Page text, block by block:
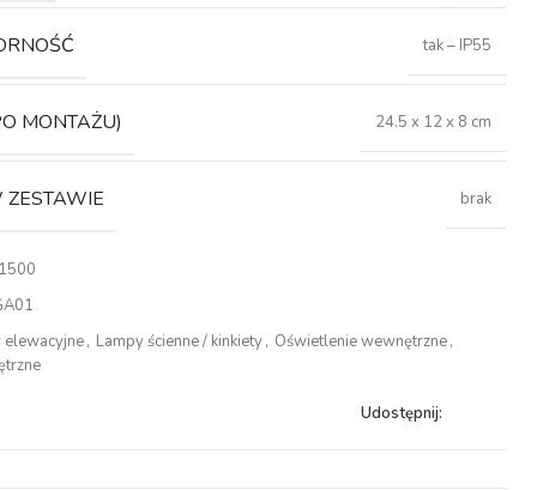
tak – IP55
MONTAŻU) 24.5 x 12 x 8 cm
brak
elewacyjne, Lampy ścienne / kinkiety, Oświetlenie wewnętrzne,
Udostępnij: